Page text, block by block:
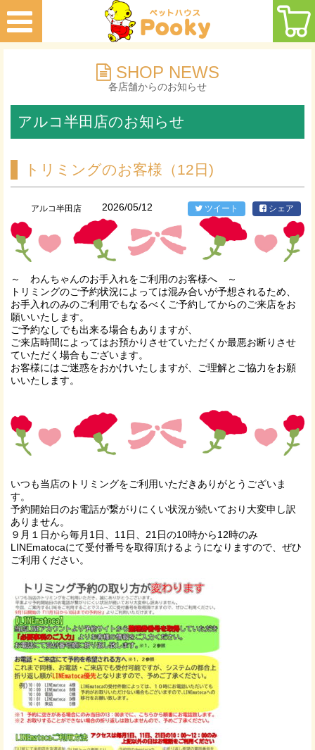
SHOP NEWS
各店舗からのお知らせ
アルコ半田店のお知らせ
トリミングのお客様（12日)
アルコ半田店 2026/05/12 ツイート シェア
～ わんちゃんのお手入れをご利用のお客様へ ～
トリミングのご予約状況によっては混み合いが予想されるため、
お手入れのみのご利用でもなるべくご予約してからのご来店をお
願いいたします。
ご予約なしでも出来る場合もありますが、
ご来店時間によってはお預かりさせていただくか最悪お断りさせ
ていただく場合もございます。
お客様にはご迷惑をおかけいたしますが、ご理解とご協力をお願
いいたします。
いつも当店のトリミングをご利用いただきありがとうございま
す。
予約開始日のお電話が繋がりにくい状況が続いており大変申し訳
ありません。
９月１日から毎月1日、11日、21日の10時から12時のみ
LINEmatocaにて受付番号を取得頂けるようになりますので、ぜひ
ご利用ください。